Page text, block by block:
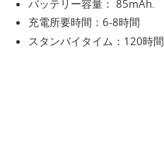
バッテリー容量： 85mAh.
充電所要時間：6-8時間
スタンバイタイム：120時間